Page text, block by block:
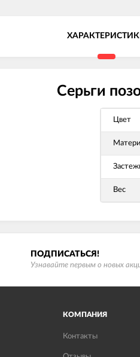
Серьги
Цвет
Вес
ПОДПИСАТЬСЯ!
Узнавайте первым о новых
КОМПАНИЯ
Контакты